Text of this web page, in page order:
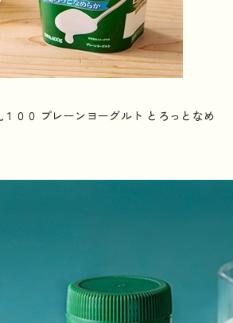
００ プレーンヨーグルト とろっとなめ